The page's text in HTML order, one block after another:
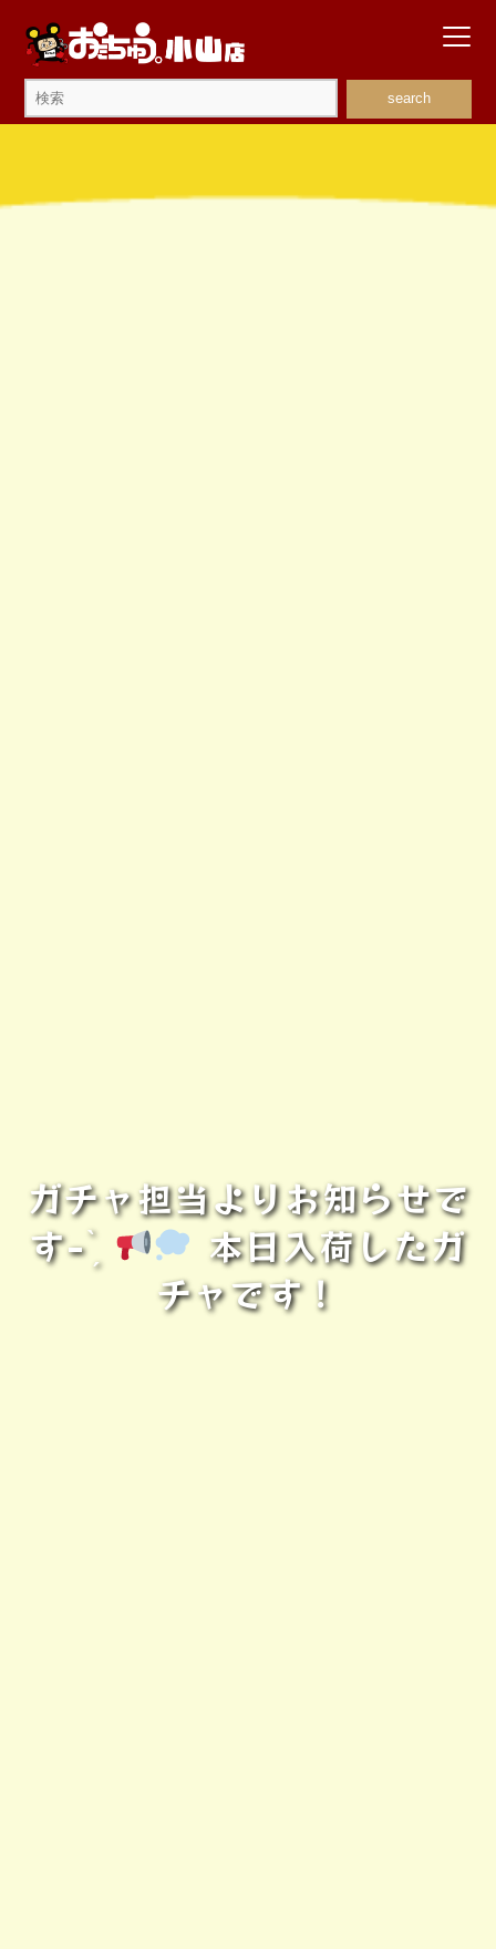
search
ガチャ担当よりお知らせで
す- ̗̀
本日入荷したガ
チャです！